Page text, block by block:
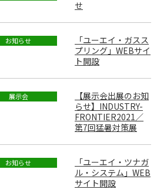
せ
お知らせ
「ユーエイ・ガスス
プリング」WEBサイ
ト開設
展示会
【展示会出展のお知
らせ】INDUSTRY-
FRONTIER2021／
第7回猛暑対策展
お知らせ
「ユーエイ・ツナガ
ル・システム」WEB
サイト開設